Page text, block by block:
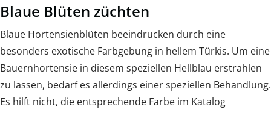
Blaue Blüten züchten
Blaue Hortensienblüten beeindrucken durch eine
besonders exotische Farbgebung in hellem Türkis. Um eine
Bauernhortensie in diesem speziellen Hellblau erstrahlen
zu lassen, bedarf es allerdings einer speziellen Behandlung.
Es hilft nicht, die entsprechende Farbe im Katalog